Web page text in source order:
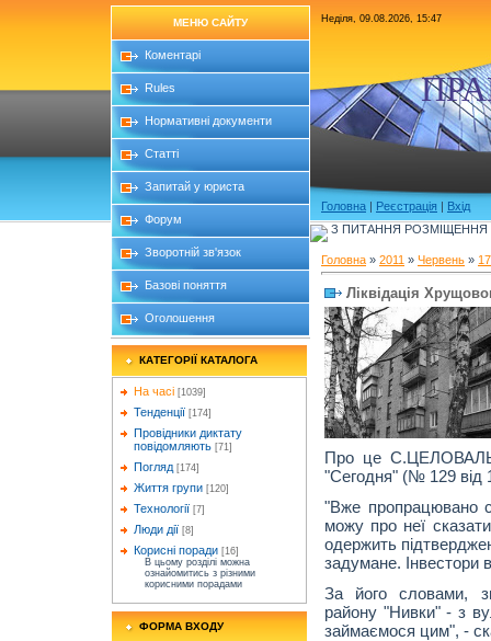
МЕНЮ САЙТУ
Коментарі
Rules
Нормативні документи
Статті
Запитай у юриста
Форум
Зворотній зв'язок
Базові поняття
Оголошення
КАТЕГОРІЇ КАТАЛОГА
На часі [1039]
Тенденції [174]
Провідники диктату
повідомляють [71]
Погляд [174]
Життя групи [120]
Технології [7]
Люди дії [8]
Корисні поради [16]
В цьому розділі можна
ознайомитись з різними
корисними порадами
ФОРМА ВХОДУ
Неділя, 09.08.2026, 15:47
Головна | Реєстрація | Вхід
З ПИТАННЯ РОЗМІЩЕННЯ
Головна » 2011 » Червень » 17
Ліквідація
Про це
"Сегодня" (№ 129 від
"Вже пропрацювано
можу про неї
одержить
задумане.
За його словами,
району "Нивки" - з
займаємося цим", -